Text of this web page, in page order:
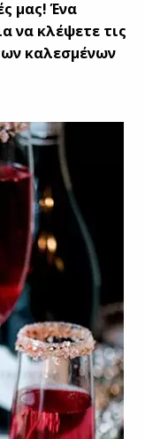
μας! Ένα
να κλέψετε τις
καλεσμένων